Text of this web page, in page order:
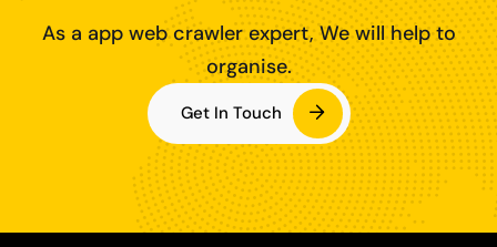
As a app web crawler expert, We will help to
organise.
Get In Touch